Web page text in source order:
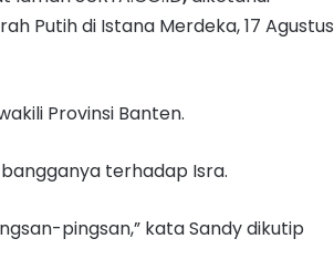
Putih di Istana Merdeka, 17 Agustus
Provinsi Banten.
terhadap Isra.
pingsan,” kata Sandy dikutip